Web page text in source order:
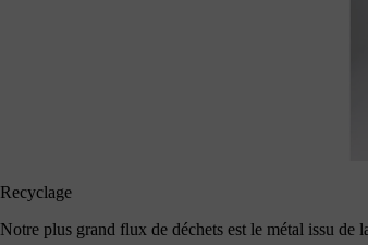
Recyclage
Notre plus grand flux de déchets est le métal issu de